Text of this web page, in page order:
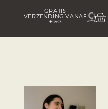
GRATIS
VERZENDING VANAF
€50
In